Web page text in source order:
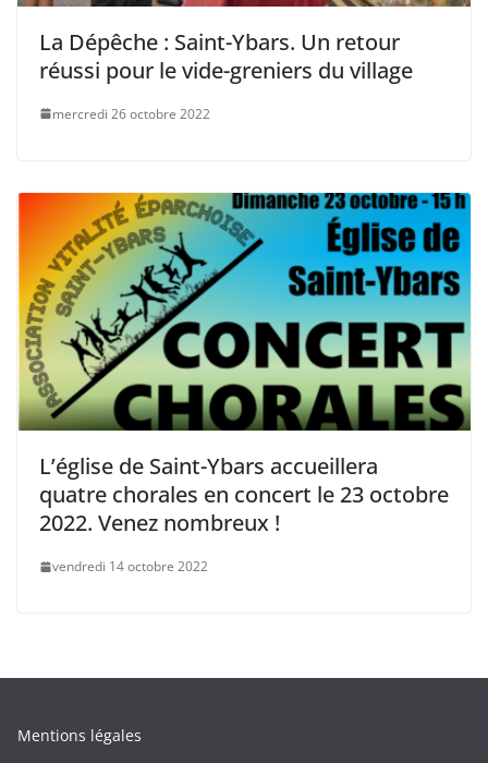
La Dépêche : Saint-Ybars. Un retour
réussi pour le vide-greniers du village
mercredi 26 octobre 2022
L’église de Saint-Ybars accueillera
quatre chorales en concert le 23 octobre
2022. Venez nombreux !
vendredi 14 octobre 2022
Mentions légales